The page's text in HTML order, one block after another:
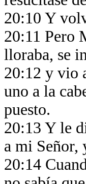
20:10 Y
20:11 Pero
lloraba, se
20:12 y vio
uno a la
puesto.
20:13 Y le
a mi Señor,
20:14